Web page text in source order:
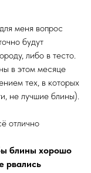
меня вопрос
будут
либо в тесто.
в этом месяце
тех, в которых
не лучшие блины).
отлично
блины хорошо
рвались